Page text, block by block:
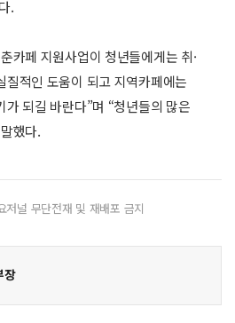
.
카페 지원사업이 청년들에게는 취·
질적인 도움이 되고 지역카페에는
되길 바란다”며 “청년들의 많은
했다.
널 무단전재 및 재배포 금지
장